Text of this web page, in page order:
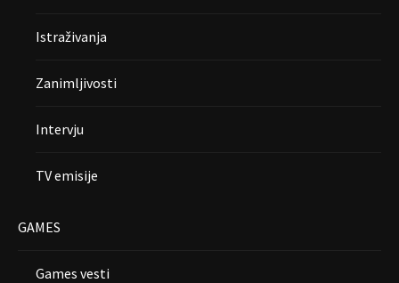
Istraživanja
Zanimljivosti
Intervju
TV emisije
GAMES
Games vesti